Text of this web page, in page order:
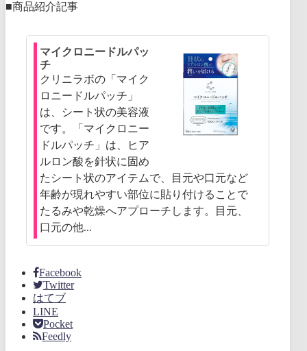
■商品紹介記事
マイクロニードルパッ
チ
クリニラボの「マイク
ロニードルパッチ」
は、シート状の美容液
です。「マイクロニー
ドルパッチ」は、ヒア
ルロン酸を針状に固め
たシート状のアイテムで、目元や口元など
年齢が現れやすい部位に貼り付けることで
たるみや乾燥へアプローチします。目元、
口元の他...
Facebook
Twitter
はてブ
LINE
Pocket
Feedly